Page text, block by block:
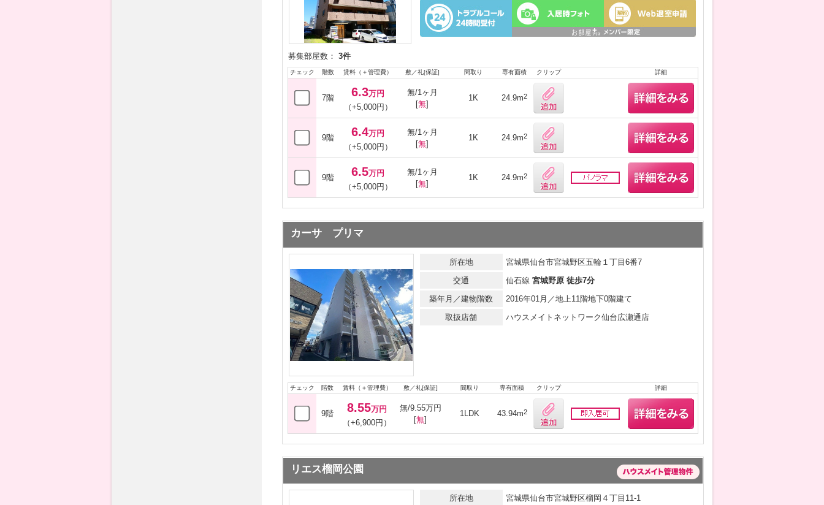
募集部屋数： 3件
チェック 階数 賃料（＋管理費） 敷／礼[保証] 間取り 専有面積 クリップ 詳細
7階 6.3万円
（+5,000円）
無/1ヶ月
[無]
1K 24.9m2
9階 6.4万円
（+5,000円）
無/1ヶ月
[無]
1K 24.9m2
9階 6.5万円
（+5,000円）
無/1ヶ月
[無]
1K 24.9m2
カーサ プリマ
所在地
宮城県仙台市宮城野区五輪１丁目6番7
交通
仙石線 宮城野原 徒歩7分
築年月／建物階数
2016年01月／地上11階地下0階建て
取扱店舗
ハウスメイトネットワーク仙台広瀬通店
チェック 階数 賃料（＋管理費） 敷／礼[保証] 間取り 専有面積 クリップ 詳細
9階 8.55万円
（+6,900円）
無/9.55万円
[無]
1LDK 43.94m2
リエス榴岡公園
所在地
宮城県仙台市宮城野区榴岡４丁目11-1